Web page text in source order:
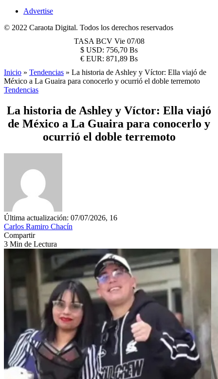
Advertise
© 2022 Caraota Digital. Todos los derechos reservados
TASA BCV Vie 07/08
$ USD: 756,70 Bs
€ EUR: 871,89 Bs
Inicio » Tendencias » La historia de Ashley y Víctor: Ella viajó de
México a La Guaira para conocerlo y ocurrió el doble terremoto
Tendencias
La historia de Ashley y Víctor: Ella viajó
de México a La Guaira para conocerlo y
ocurrió el doble terremoto
Última actualización: 07/07/2026, 16
Carlos Ramiro Chacín
Compartir
3 Min de Lectura